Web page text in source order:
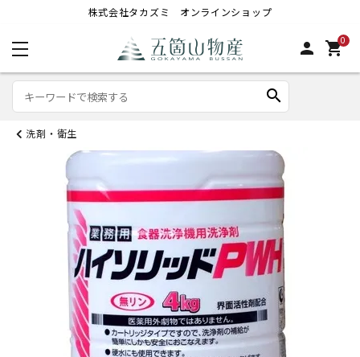
株式会社タカズミ オンラインショップ
person 0
shopping_cart
search
洗剤・衛生